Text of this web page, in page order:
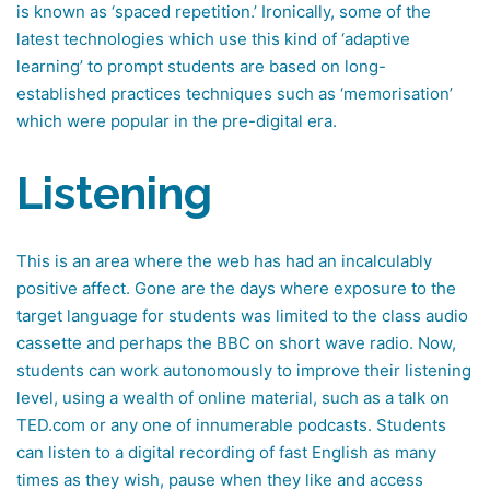
is known as ‘spaced repetition.’ Ironically, some of the
latest technologies which use this kind of ‘adaptive
learning’ to prompt students are based on long-
established practices techniques such as ‘memorisation’
which were popular in the pre-digital era.
Listening
This is an area where the web has had an incalculably
positive affect. Gone are the days where exposure to the
target language for students was limited to the class audio
cassette and perhaps the BBC on short wave radio. Now,
students can work autonomously to improve their listening
level, using a wealth of online material, such as a talk on
TED.com or any one of innumerable podcasts. Students
can listen to a digital recording of fast English as many
times as they wish, pause when they like and access